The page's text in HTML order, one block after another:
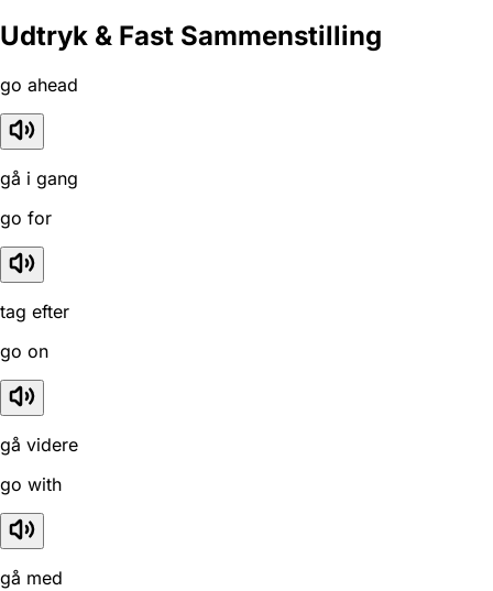
Udtryk & Fast Sammenstilling
go ahead
gå i gang
go for
tag efter
go on
gå videre
go with
gå med